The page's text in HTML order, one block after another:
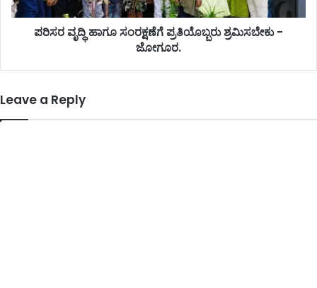
ಪರಿಸರ ವೃದ್ಧಿ ಹಾಗೂ ಸಂರಕ್ಷಣೆಗೆ ಪ್ರತಿಯೊಬ್ಬರು ಶ್ರಮಿಸಬೇಕು -
ಜೋಗೂರ.
Leave a Reply